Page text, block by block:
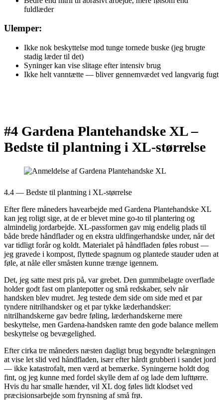
fuldlæder
Ulemper:
Ikke nok beskyttelse mod tunge tornede buske (jeg brugte
stadig læder til det)
Syninger kan vise slitage efter intensiv brug
Ikke helt vanntætte — bliver gennemvædet ved langvarig fugt
#4 Gardena Plantehandske XL –
Bedste til plantning i XL-størrelse
4.4 — Bedste til plantning i XL-størrelse
Efter flere måneders havearbejde med Gardena Plantehandske XL
kan jeg roligt sige, at de er blevet mine go-to til plantering og
almindelig jordarbejde. XL-passformen gav mig endelig plads til
både brede håndflader og en ekstra uldfingerhandske under, når det
var tidligt forår og koldt. Materialet på håndfladen føles robust —
jeg gravede i kompost, flyttede spagnum og plantede stauder uden at
føle, at nåle eller småsten kunne trænge igennem.
Det, jeg satte mest pris på, var grebet. Den gummibelagte overflade
holder godt fast om plantepotter og små redskaber, selv når
handsken blev mudret. Jeg testede dem side om side med et par
tyndere nitrilhandsker og et par tykke læderhandsker:
nitrilhandskerne gav bedre føling, læderhandskerne mere
beskyttelse, men Gardena-handsken ramte den gode balance mellem
beskyttelse og bevægelighed.
Efter cirka tre måneders næsten dagligt brug begyndte belægningen
at vise let slid ved håndfladen, især efter hårdt grubberi i sandet jord
— ikke katastrofalt, men værd at bemærke. Syningerne holdt dog
fint, og jeg kunne med fordel skylle dem af og lade dem lufttørre.
Hvis du har smalle hænder, vil XL dog føles lidt klodset ved
præcisionsarbejde som frynsning af små frø.